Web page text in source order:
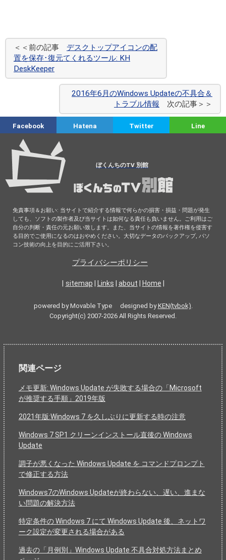
＜＜前の記事 デスクトップアイコンの配
置を保存･復元てくれるツール: KH
DeskKeeper
2016年6月のWindows Updateの不具合＆
トラブル情報 次の記事＞＞
Facebook Hatena Twitter Line
ぼくんちのTV 別館
免責事項＆お願い: 当サイトで紹介する情報で何らかの損害・損益・問題が発生
しても、ソフトの製作者及び当サイトは如何なる責任も負いません。ご利用はご
自分の判断・責任の元お願い致します。また、当サイトの情報を著作権を侵害す
る目的でご使用になるのはおやめください。大切なデータのバックアップ, パソ
コン技術の向上を目的にご活用下さい。
プライバシーポリシー
sitemap Links about Home
powered by Movable Type designed byKEN(tvbok).
Copyright(c) 2007-2026 All Rights Reserved.
関連ページ
メモ更新: Windows Update が失敗する場合の「Microsoft
が推奨する手順」2019年版
2021年版:Windows 7 を久しぶりに更新する時の注意
Windows 7 SP1 クリーンインストール直後の Windows
Update
調子が悪くなった Windows Update を コマンドプロンプト
で修正する方法
Windows7のWindows Updateが終わらない、遅い、進まな
い問題の解決方法
特定条件の Windows 7 にて Windows Update 後、ネットワ
ーク設定が変更される場合がある
過去の「月例別」Windows Update 不具合対処方法まとめ